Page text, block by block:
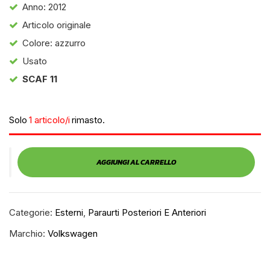
Anno: 2012
Articolo originale
Colore: azzurro
Usato
SCAF 11
Solo 1 articolo/i rimasto.
AGGIUNGI AL CARRELLO
Categorie: Esterni Paraurti Posteriori E Anteriori
Marchio: Volkswagen